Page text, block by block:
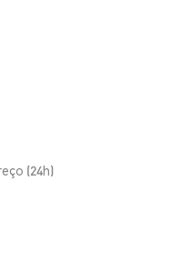
(24h)